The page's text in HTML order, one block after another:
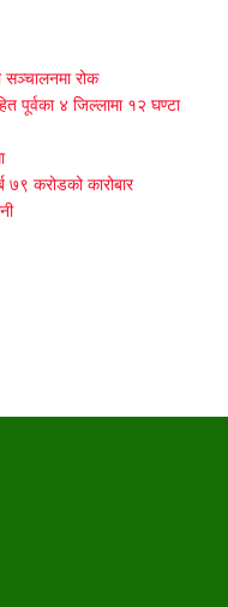
सञ्चालनमा रोक
पूर्वका ४ जिल्लामा १२ घण्टा
७९ करोडको कारोबार